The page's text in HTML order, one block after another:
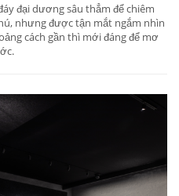
đại dương sâu thẳm để chiêm
nhưng được tận mắt ngắm nhìn
cách gần thì mới đáng để mơ